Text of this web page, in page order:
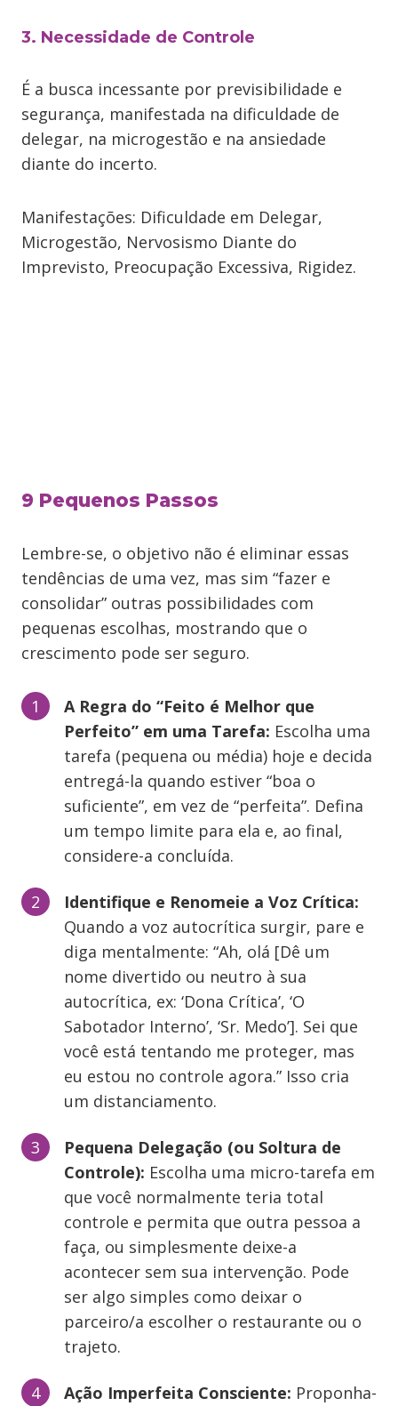
3. Necessidade de Controle
É a busca incessante por previsibilidade e
segurança, manifestada na dificuldade de
delegar, na microgestão e na ansiedade
diante do incerto.
Manifestações: Dificuldade em Delegar,
Microgestão, Nervosismo Diante do
Imprevisto, Preocupação Excessiva, Rigidez.
9 Pequenos Passos
Lembre-se, o objetivo não é eliminar essas
tendências de uma vez, mas sim “fazer e
consolidar” outras possibilidades com
pequenas escolhas, mostrando que o
crescimento pode ser seguro.
A Regra do “Feito é Melhor que
Perfeito” em uma Tarefa: Escolha uma
tarefa (pequena ou média) hoje e decida
entregá-la quando estiver “boa o
suficiente”, em vez de “perfeita”. Defina
um tempo limite para ela e, ao final,
considere-a concluída.
Identifique e Renomeie a Voz Crítica:
Quando a voz autocrítica surgir, pare e
diga mentalmente: “Ah, olá [Dê um
nome divertido ou neutro à sua
autocrítica, ex: ‘Dona Crítica’, ‘O
Sabotador Interno’, ‘Sr. Medo’]. Sei que
você está tentando me proteger, mas
eu estou no controle agora.” Isso cria
um distanciamento.
Pequena Delegação (ou Soltura de
Controle): Escolha uma micro-tarefa em
que você normalmente teria total
controle e permita que outra pessoa a
faça, ou simplesmente deixe-a
acontecer sem sua intervenção. Pode
ser algo simples como deixar o
parceiro/a escolher o restaurante ou o
trajeto.
Ação Imperfeita Consciente: Proponha-